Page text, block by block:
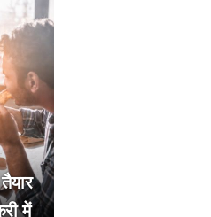
में